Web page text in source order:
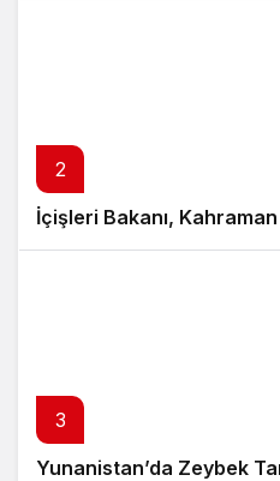
2
İçişleri Bakanı,
3
Yunanistan’da Zeybek